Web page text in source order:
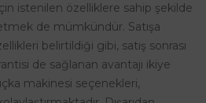
istenilen özelliklere sahip şekilde
de mümkündür. Satışa
belirtildiği gibi, satış sonrası
de sağlanan avantajı ikiye
makinesi seçenekleri,